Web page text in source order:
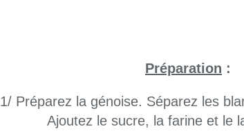
Préparation :
1/ Préparez la génoise. Séparez les
Ajoutez le sucre, la farine et le